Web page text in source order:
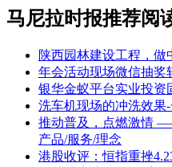
马尼拉时报推荐阅
陕西园林建设工程，做
年会活动现场微信抽奖
银华金蚁平台实业投资
洗车机现场的冲洗效果
推动普及，点燃激情
产品/服务/理念
港股收评：恒指重挫